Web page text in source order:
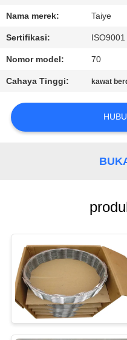
HUBUNGI
KAMI
PERMINTAAN
PENAWARAN
Nama merek: Taiye
Sertifikasi:
Nomor model: 70
Cahaya Tinggi: kawat